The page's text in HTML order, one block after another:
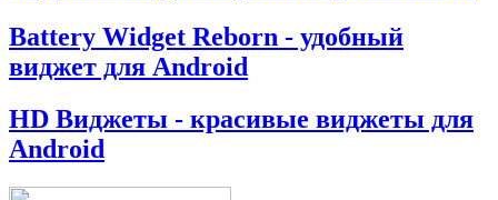
Battery Widget Reborn - удобный
виджет для Android
HD Виджеты - красивые виджеты для
Android